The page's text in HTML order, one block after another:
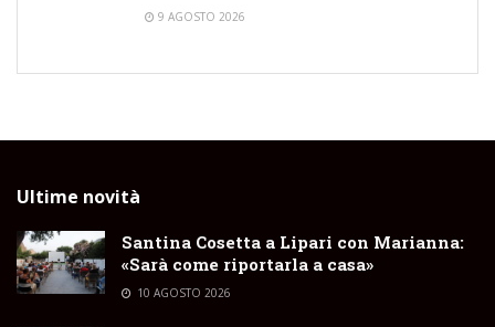
9 AGOSTO 2026
Ultime novità
Santina Cosetta a Lipari con Marianna:
«Sarà come riportarla a casa»
10 AGOSTO 2026